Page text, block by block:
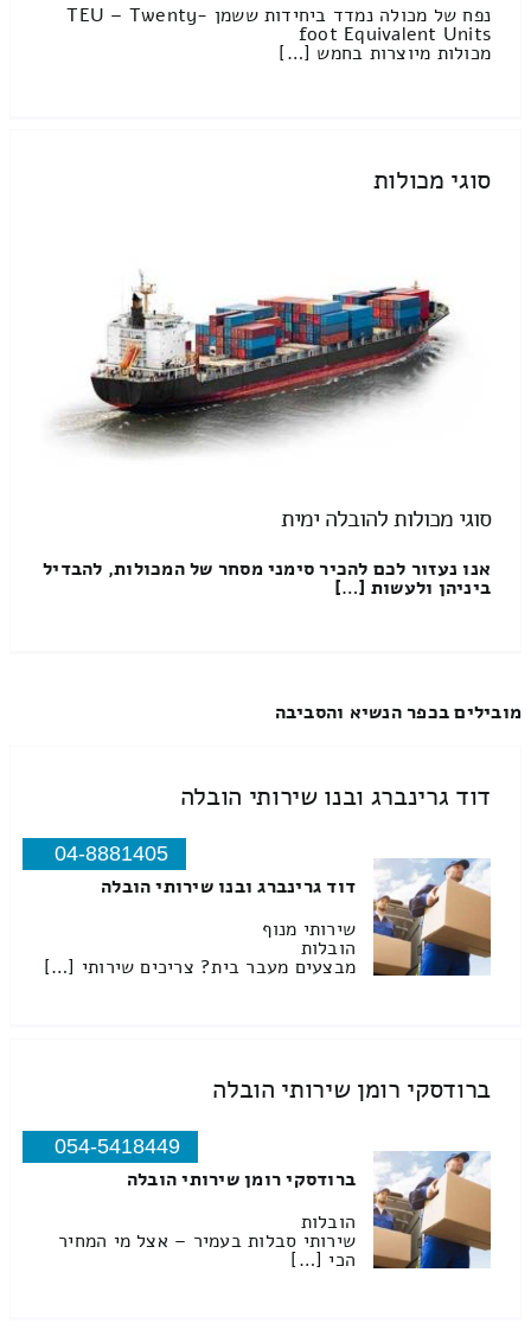
נפח של מכולה נמדד ביחידות ששמן TEU – Twenty-
foot Equivalent Units
מכולות מיוצרות בחמש […]
סוגי מכולות
סוגי מכולות להובלה ימית
אנו נעזור לכם להכיר סימני מסחר של המכולות, להבדיל
ביניהן ולעשות […]
מובילים בכפר הנשיא והסביבה
דוד גרינברג ובנו שירותי הובלה
04-8881405
דוד גרינברג ובנו שירותי הובלה
שירותי מנוף
הובלות
מבצעים מעבר בית? צריכים שירותי […]
ברודסקי רומן שירותי הובלה
054-5418449
ברודסקי רומן שירותי הובלה
הובלות
שירותי סבלות בעמיר – אצל מי המחיר
הכי […]